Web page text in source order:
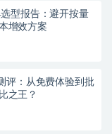
型报告：避开按量
增效方案
评：从免费体验到批
之王？